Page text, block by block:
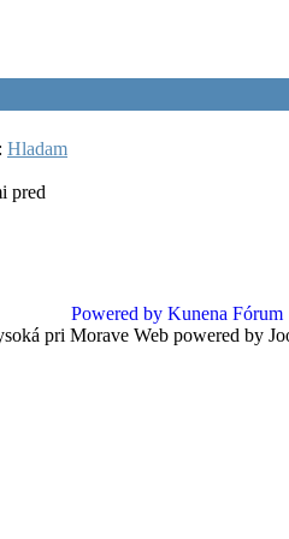
Hladam
pred
Powered by Kunena Fórum
pri Morave Web powered by